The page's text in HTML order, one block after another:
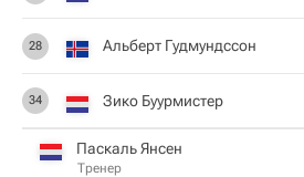
28 Альберт Гудмундссон
34 Зико Буурмистер
Паскаль Янсен
Тренер